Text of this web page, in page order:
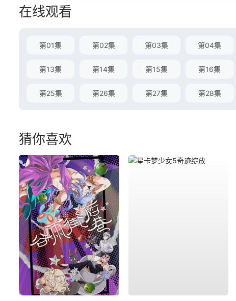
在线观看
第01集 第02集 第03集 第04集
第13集 第14集 第15集 第16集
第25集 第26集 第27集 第28集
猜你喜欢